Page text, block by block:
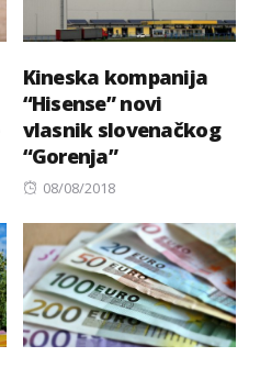
Kineska kompanija
“Hisense” novi
vlasnik slovenačkog
“Gorenja”
Posted
08/08/2018